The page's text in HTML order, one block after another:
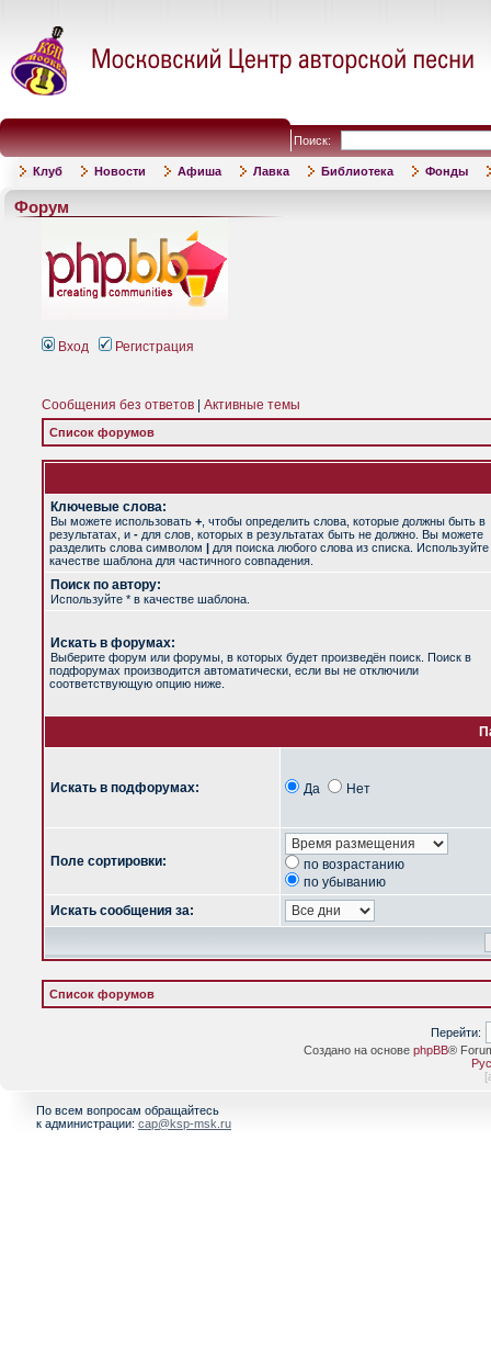
Поиск:
Клуб Новости Афиша Лавка Библиотека Фонды
Форум
Вход Регистрация
Сообщения без ответов Активные темы
Список форумов
Ключевые слова:
Вы можете использовать + , чтобы определить слова, которые должны быть в
результатах, и - для слов, которых в результатах быть не должно. Вы можете
разделить слова символом | для поиска любого слова из списка. Используйте
качестве шаблона для частичного совпадения.
Поиск по автору:
Используйте * в качестве шаблона.
Искать в форумах:
Выберите форум или форумы, в которых будет произведён поиск. Поиск в
подфорумах производится автоматически, если вы не отключили
соответствующую опцию ниже.
Искать в подфорумах: Да Нет
Поле сортировки:
по возрастанию
по убыванию
Искать сообщения за:
Список форумов
Перейти:
Создано на основе phpBB®
[
По всем вопросам обращайтесь
к администрации: cap@ksp-msk.ru